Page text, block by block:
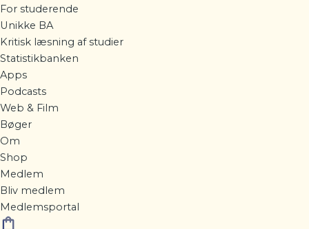
For studerende
Unikke BA
Kritisk læsning af studier
Statistikbanken
Apps
Podcasts
Web & Film
Bøger
Om
Shop
Medlem
Bliv medlem
Medlemsportal